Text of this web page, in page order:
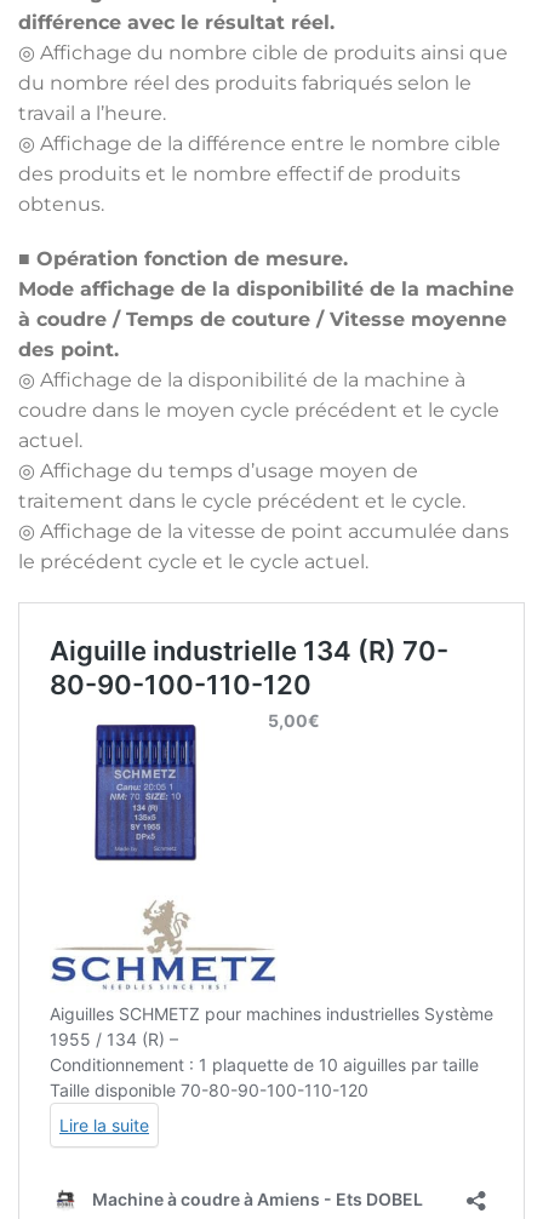
différence avec le résultat réel.
◎ Affichage du nombre cible de produits ainsi que
du nombre réel des produits fabriqués selon le
travail a l’heure.
◎ Affichage de la différence entre le nombre cible
des produits et le nombre effectif de produits
obtenus.
■ Opération fonction de mesure.
Mode affichage de la disponibilité de la machine
à coudre / Temps de couture / Vitesse moyenne
des point.
◎ Affichage de la disponibilité de la machine à
coudre dans le moyen cycle précédent et le cycle
actuel.
◎ Affichage du temps d’usage moyen de
traitement dans le cycle précédent et le cycle.
◎ Affichage de la vitesse de point accumulée dans
le précédent cycle et le cycle actuel.